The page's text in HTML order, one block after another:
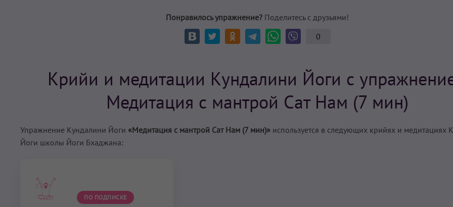
Понравилось упражнение? Поделитесь с друзьями!
0
Крийи и медитации Кундалини Йоги с
Медитация с мантрой Сат Нам (7 мин)
Упражнение Кундалини Йоги «Медитация с мантрой Сат Нам (7 мин)» используется в следующих крийях и медитациях
Йоги школы Йоги Бхаджана:
ПО ПОДПИСКЕ